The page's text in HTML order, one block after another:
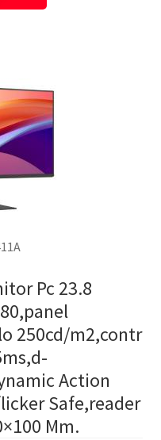
Pc 23.8
250cd/m2,contr
Action
Safe,reader
Mm.